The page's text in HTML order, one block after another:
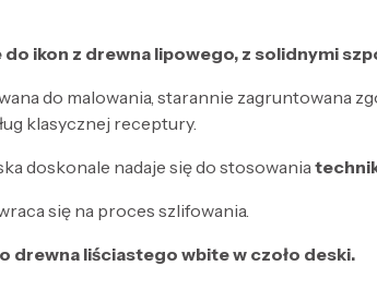
do ikon z drewna lipowego, z solidnymi
do malowania, starannie zagruntowana
klasycznej receptury.
doskonale nadaje się do stosowania
się na proces szlifowania.
drewna liściastego wbite w czoło deski.